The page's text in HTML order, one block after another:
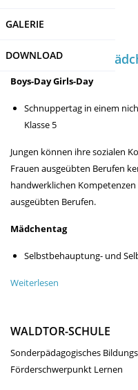
GALERIE
DOWNLOAD
Projekt "starke
Boys-Day Girls-Day
Schnuppertag in einem
Klasse 5
Jungen können ihre sozialen
Frauen ausgeübten Berufen
handwerklichen
ausgeübten Berufen.
Mädchentag
Selbstbehauptung- und
Weiterlesen
Mädchen
–
coole
WALDTOR-SCHULE
Sonderpädagogisches
Förderschwerpunkt Lernen